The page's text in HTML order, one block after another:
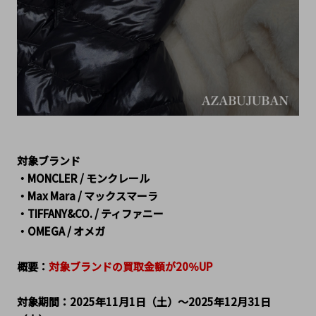
対象ブランド
・MONCLER / モンクレール
・Max Mara / マックスマーラ
・TIFFANY&CO. / ティファニー
・OMEGA / オメガ
概要： 対象ブランドの買取金額が20％UP
対象期間：2025年11月1日（土）～2025年12月31日